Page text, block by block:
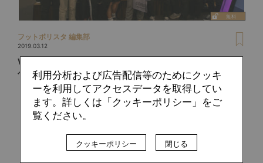
フットボリスタ 編集部
2019.03.12
WCCF 13代目の日本一が決定！そして闘いは『FOOTISTA』
へ
利用分析および広告配信等のためにクッキ
ーを利用してアクセスデータを取得してい
ます。詳しくは「クッキーポリシー」をご
覧ください。
クッキーポリシー 閉じる